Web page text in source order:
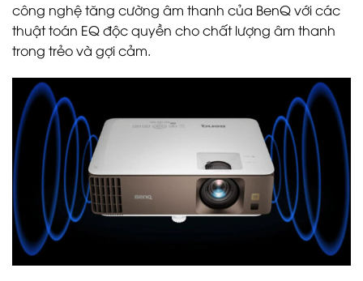
công nghệ tăng cường âm thanh của BenQ với các
thuật toán EQ độc quyền cho chất lượng âm thanh
trong trẻo và gợi cảm.